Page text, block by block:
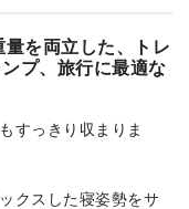
を両立した、トレ
プ、旅行に最適な
すっきり収まりま
クスした寝姿勢をサ